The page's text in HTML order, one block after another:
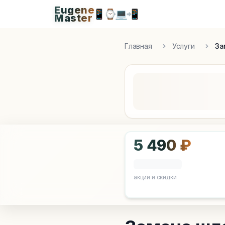
Apple Diagnostics & Engineering Authority
Eugene
Master📱 ⌚💻📲
Главная Услуги
5 490 ₽
акции и скидки